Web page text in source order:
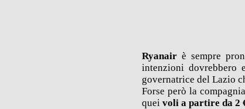
Ryanairè sempre
intenzioni dovrebbero
governatrice del Lazio
Forse però la
queivoli a partire da 2